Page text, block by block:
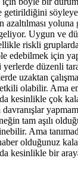
getirildiğini
azaltılması
Uygun ve
riskli
edebilmek için
düzenli
uzaktan
olabilir. Ama
kesinlikle çok
tam aşılı
Ama
olduğunuz
kesinlikle bir